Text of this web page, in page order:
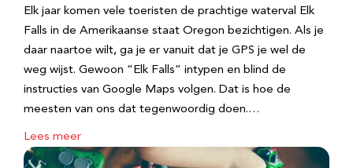
Elk jaar komen vele toeristen de prachtige waterval Elk
Falls in de Amerikaanse staat Oregon bezichtigen. Als je
daar naartoe wilt, ga je er vanuit dat je GPS je wel de
weg wijst. Gewoon “Elk Falls” intypen en blind de
instructies van Google Maps volgen. Dat is hoe de
meesten van ons dat tegenwoordig doen.…
Lees meer